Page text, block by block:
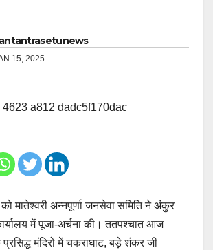
15, 2025
मातेश्वरी अन्नपूर्णा जनसेवा समिति ने अंकुर
में पूजा-अर्चना की। ततपश्चात आज
मंदिरों में चकराघाट, बड़े शंकर जी